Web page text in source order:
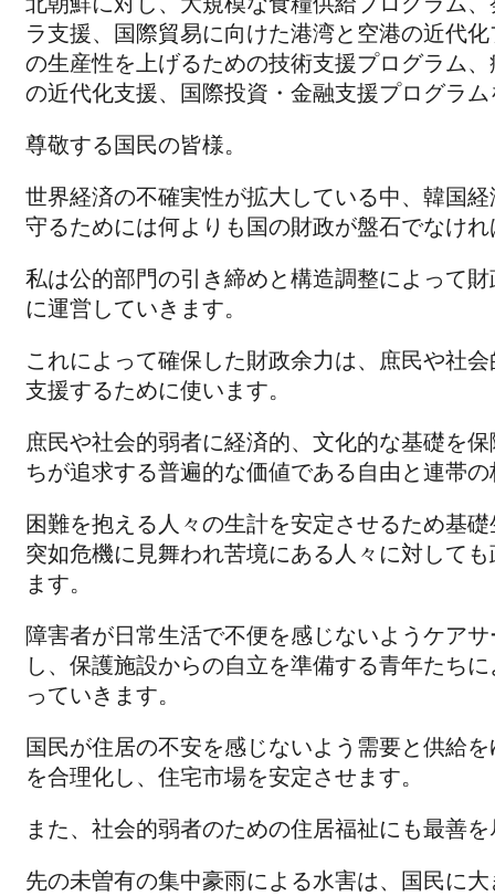
ラ支援、国際貿易に向けた港湾と空港の近代
の生産性を上げるための技術支援プログラム
の近代化支援、国際投資・金融支援プログラ
尊敬する国民の皆様。
世界経済の不確実性が拡大している中、韓国
守るためには何よりも国の財政が盤石でなけ
私は公的部門の引き締めと構造調整によって
に運営していきます。
これによって確保した財政余力は、庶民や社
支援するために使います。
庶民や社会的弱者に経済的、文化的な基礎を
ちが追求する普遍的な価値である自由と連帯
困難を抱える人々の生計を安定させるため基
突如危機に見舞われ苦境にある人々に対して
ます。
障害者が日常生活で不便を感じないようケア
し、保護施設からの自立を準備する青年たち
っていきます。
国民が住居の不安を感じないよう需要と供給
を合理化し、住宅市場を安定させます。
また、社会的弱者のための住居福祉にも最善
先の未曽有の集中豪雨による水害は、国民に